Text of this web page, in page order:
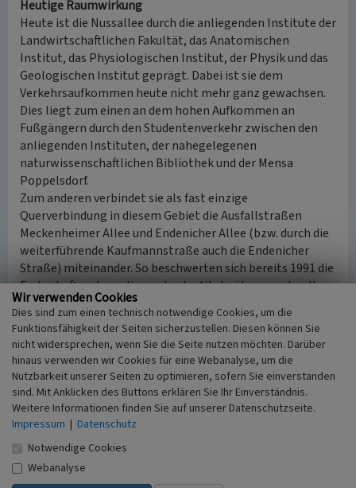
Heutige Raumwirkung
Heute ist die Nussallee durch die anliegenden Institute der
Landwirtschaftlichen Fakultät, das Anatomischen
Institut, das Physiologischen Institut, der Physik und das
Geologischen Institut geprägt. Dabei ist sie dem
Verkehrsaufkommen heute nicht mehr ganz gewachsen.
Dies liegt zum einen an dem hohen Aufkommen an
Fußgängern durch den Studentenverkehr zwischen den
anliegenden Instituten, der nahegelegenen
naturwissenschaftlichen Bibliothek und der Mensa
Poppelsdorf.
Zum anderen verbindet sie als fast einzige
Querverbindung in diesem Gebiet die Ausfallstraßen
Meckenheimer Allee und Endenicher Allee (bzw. durch die
weiterführende Kaufmannstraße auch die Endenicher
Straße) miteinander. So beschwerten sich bereits 1991 die
Fachschaften der anliegenden Institute über zu schnelles
Fahren und Falschparken seitens der Autofahrer auf der
Nussallee (Bonner Rundschau vom 19. April 1991).
Zukünftige Entwicklung
In Zukunft wird auf der Nussallee wohl zumindest der
Fußgängerverkehr und der Fahrradverkehr abnehmen, da
auf dem neu entstehenden Campus Poppelsdorf eine neue
Fußgänger-/Fahrradachse fast parallel zur Nussallee
verlaufen soll. Ob sie allerdings, wie schon 1991 von den
studentischen Fachschaften gefordert, für den
Durchgangsverkehr gesperrt wird, bleibt abzuwarten.
Wir verwenden Cookies
Dies sind zum einen technisch notwendige Cookies, um die
Funktionsfähigkeit der Seiten sicherzustellen. Diesen können Sie
nicht widersprechen, wenn Sie die Seite nutzen möchten. Darüber
hinaus verwenden wir Cookies für eine Webanalyse, um die
Nutzbarkeit unserer Seiten zu optimieren, sofern Sie einverstanden
sind. Mit Anklicken des Buttons erklären Sie Ihr Einverständnis.
Weitere Informationen finden Sie auf unserer Datenschutzseite.
Impressum | Datenschutz
Notwendige Cookies
Webanalyse